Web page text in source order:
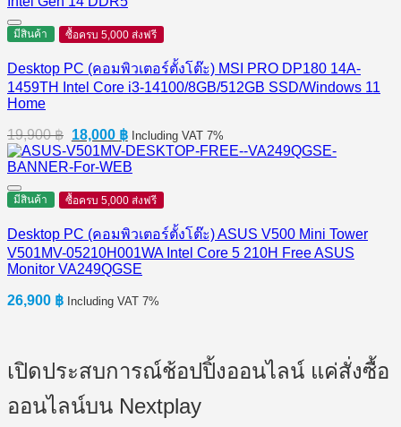
มีสินค้า ซื้อครบ 5,000 ส่งฟรี
Desktop PC (คอมพิวเตอร์ตั้งโต๊ะ) MSI PRO DP180 14A-
1459TH Intel Core i3-14100/8GB/512GB SSD/Windows 11
Home
19,900฿ Original
price
was:
18,000 ฿Current
price
is:
Including VAT 7%
มีสินค้า ซื้อครบ 5,000 ส่งฟรี
Desktop PC (คอมพิวเตอร์ตั้งโต๊ะ) ASUS V500 Mini Tower
V501MV-05210H001WA Intel Core 5 210H Free ASUS
Monitor VA249QGSE
26,900 ฿ Including VAT 7%
เปิดประสบการณ์ช้อปปิ้งออนไลน์ แค่สั่งซื้อ
ออนไลน์บน Nextplay